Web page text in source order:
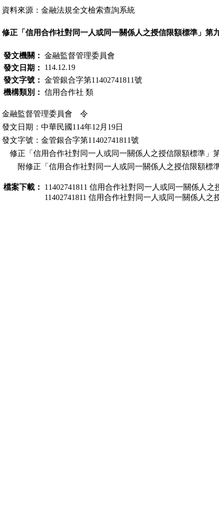
資料來源：金融法規全文檢索查詢系統
修正「信用合作社對同一人或同一關係人之授信限額標準」第
發文機關： 金融監督管理委員會
發文日期：
114.12.19
發文字號： 金管銀合字第11402741811號
機構類別： 信用合作社 類
金融監督管理委員會 令
發文日期：中華民國114年12月19日
發文字號：金管銀合字第11402741811號
修正「信用合作社對同一人或同一關係人之授信限額標準」
附修正「信用合作社對同一人或同一關係人之授信限額標
檔案下載：
11402741811 信用合作社對同一人或同一關係人
11402741811 信用合作社對同一人或同一關係人